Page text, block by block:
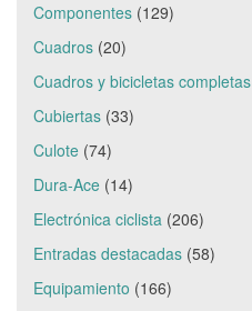
Componentes (129)
Cuadros (20)
Cuadros y bicicletas completas
Cubiertas (33)
Culote (74)
Dura-Ace (14)
Electrónica ciclista (206)
Entradas destacadas (58)
Equipamiento (166)